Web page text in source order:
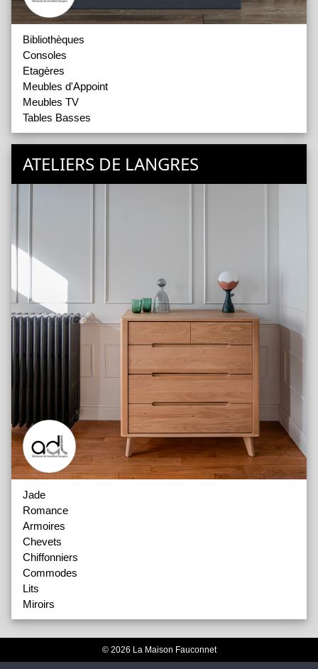
Bibliothèques
Consoles
Etagères
Meubles d'Appoint
Meubles TV
Tables Basses
ATELIERS DE LANGRES
Jade
Romance
Armoires
Chevets
Chiffonniers
Commodes
Lits
Miroirs
© 2026 La Maison Fauconnet